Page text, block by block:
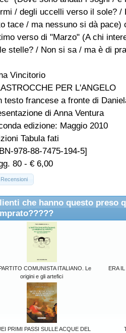
/ degli uccelli verso il sole? /
tace / ma nessuno si dà pace)
verso di "Marzo" (A chi
stelle? / Non si sa / ma è di
Vincitorio
PER L'ANGELO
testo francese a fronte di
di Anna Ventura
edizione: Maggio 2010
Tabula fati
978-88-7475-194-5]
80 - € 6,00
Recensioni
che hanno questo preso
COMUNISTA ITALIANO. Le
origini e gli artefici
ERA
PRIMI PASSI SULLE ACQUE DEL